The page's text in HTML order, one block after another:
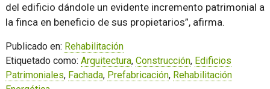
del edificio dándole un evidente incremento patrimonial a
la finca en beneficio de sus propietarios , afirma.
Publicado en: Rehabilitación
Etiquetado como: Arquitectura, Construcción, Edificios
Patrimoniales, Fachada, Prefabricación, Rehabilitación